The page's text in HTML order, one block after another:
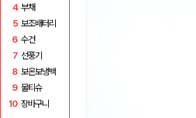
4 부채
5 보조배터리
6 수건
7 선풍기
8 보온보냉백
9 물티슈
10 장바구니